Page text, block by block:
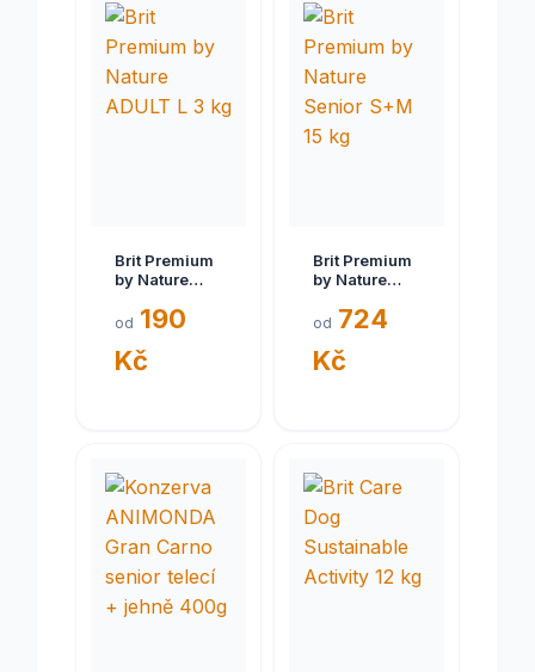
Brit Premium
by Nature
od 190
Kč
Brit Premium
by Nature
15 kg
od 724
Kč